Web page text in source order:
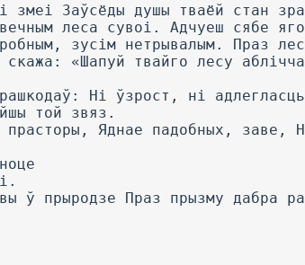
змеі Заўсёды душы тваёй стан
леса сувоі. Адчуеш сябе
зусім нетрывалым. Праз
«Шапуй твайго лесу
Hi ўзрост, ні
той звяз.
Яднае падобных, заве,
ў прыродзе Праз прызму дабра